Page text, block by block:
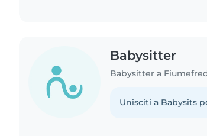
Babysitter
Babysitter a
Unisciti a Babysits